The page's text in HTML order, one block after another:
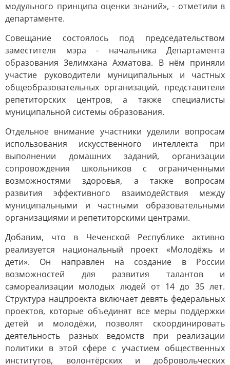
модульного принципа оценки знаний», - отметили в
департаменте.
Совещание состоялось под председательством
заместителя мэра - начальника Департамента
образования Зелимхана Ахматова. В нём приняли
участие руководители муниципальных и частных
общеобразовательных организаций, представители
репетиторских центров, а также специалисты
муниципальной системы образования.
Отдельное внимание участники уделили вопросам
использования искусственного интеллекта при
выполнении домашних заданий, организации
сопровождения школьников с ограниченными
возможностями здоровья, а также вопросам
развития эффективного взаимодействия между
муниципальными и частными образовательными
организациями и репетиторскими центрами.
Добавим, что в Чеченской Республике активно
реализуется национальный проект «Молодёжь и
дети». Он направлен на создание в России
возможностей для развития талантов и
самореализации молодых людей от 14 до 35 лет.
Структура нацпроекта включает девять федеральных
проектов, которые объединят все меры поддержки
детей и молодёжи, позволят скоординировать
деятельность разных ведомств при реализации
политики в этой сфере с участием общественных
институтов, волонтёрских и добровольческих